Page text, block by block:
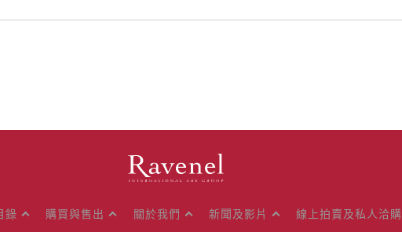
錄 購買與售出 關於我們 新聞及影片 線上拍賣及私人洽購